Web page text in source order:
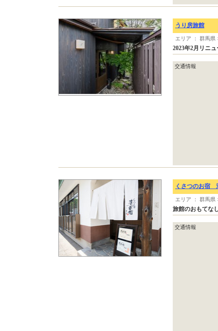
うり房旅館
エリア ： 群馬県
2023年2月リニ
交通情報
くさつのお宿
エリア ： 群馬県
旅館のおもてな
交通情報